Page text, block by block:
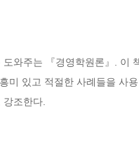
와주는 『경영학원론』. 이
미 있고 적절한 사례들을 사
조한다.